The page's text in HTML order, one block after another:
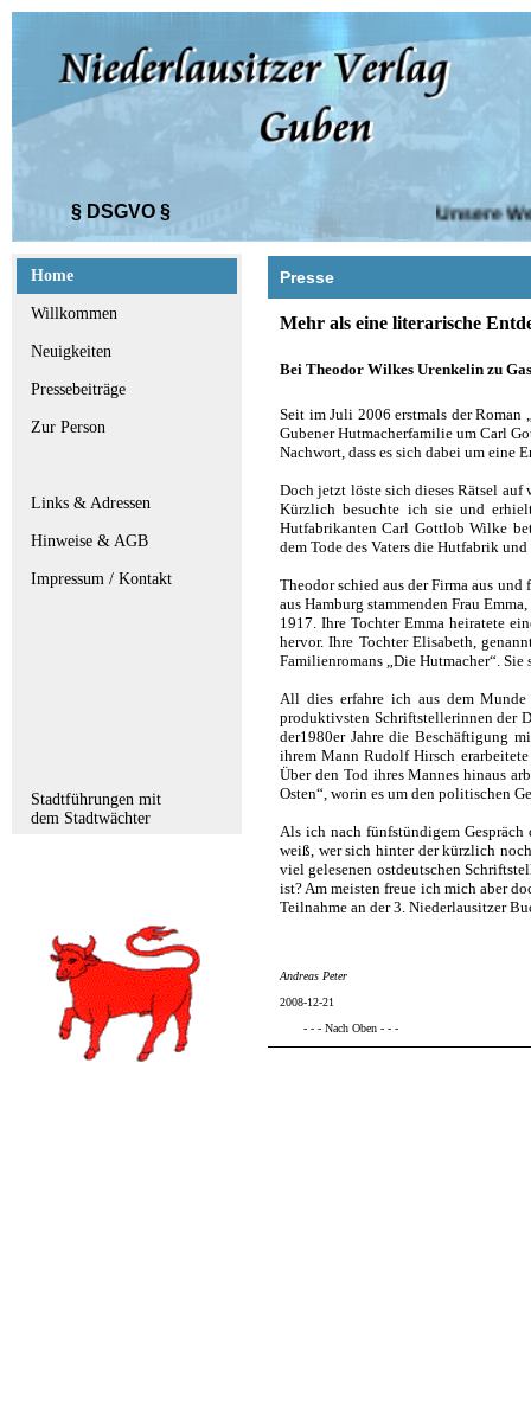
Home
Willkommen
Neuigkeiten
Pressebeiträge
Zur Person
Links & Adressen
Hinweise & AGB
Impressum / Kontakt
Stadtführungen mit
dem Stadtwächter
Unsere
§ DSGVO §
Presse
Mehr als eine literarische
Bei Theodor Wilkes Urenkelin zu
Seit im Juli 2006 erstmals der Roman
Gubener Hutmacherfamilie um Carl
Nachwort, dass es sich dabei um eine
Doch jetzt löste sich dieses Rätsel auf
Kürzlich besuchte ich sie und
Hutfabrikanten Carl Gottlob Wilke
dem Tode des Vaters die Hutfabrik
Theodor schied aus der Firma aus
aus Hamburg stammenden Frau
1917. Ihre Tochter Emma heiratete
hervor. Ihre Tochter Elisabeth,
Familienromans „Die Hutmacher“.
All dies erfahre ich aus dem Munde
produktivsten Schriftstellerinnen der
der1980er Jahre die Beschäftigung
ihrem Mann Rudolf Hirsch
Über den Tod ihres Mannes hinaus
Osten“, worin es um den politischen
Als ich nach fünfstündigem
weiß, wer sich hinter der kürzlich
viel gelesenen ostdeutschen
ist? Am meisten freue ich mich aber
Teilnahme an der 3. Niederlausitzer
Andreas Peter
2008-12-21
- - - Nach Oben - - -